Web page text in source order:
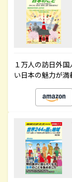
１万人の訪日外
い日本の魅力が満